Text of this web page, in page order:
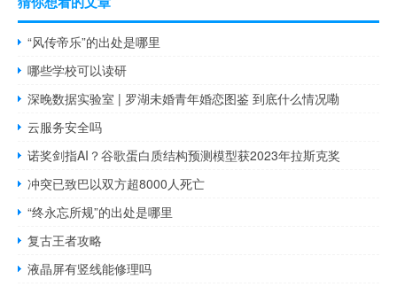
“风传帝乐”的出处是哪里
哪些学校可以读研
深晚数据实验室 | 罗湖未婚青年婚恋图鉴 到底什么情况嘞
云服务安全吗
诺奖剑指AI？谷歌蛋白质结构预测模型获2023年拉斯克奖
冲突已致巴以双方超8000人死亡
“终永忘所规”的出处是哪里
复古王者攻略
液晶屏有竖线能修理吗